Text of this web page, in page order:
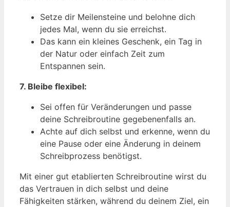
Setze dir Meilensteine und belohne dich
jedes Mal, wenn du sie erreichst.
Das kann ein kleines Geschenk, ein Tag in
der Natur oder einfach Zeit zum
Entspannen sein.
7. Bleibe flexibel:
Sei offen für Veränderungen und passe
deine Schreibroutine gegebenenfalls an.
Achte auf dich selbst und erkenne, wenn du
eine Pause oder eine Änderung in deinem
Schreibprozess benötigst.
Mit einer gut etablierten Schreibroutine wirst du
das Vertrauen in dich selbst und deine
Fähigkeiten stärken, während du deinem Ziel, ein